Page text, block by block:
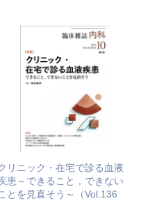
リニック・在宅で診る血液
患～できること，できない
とを見直そう～（Vol.136